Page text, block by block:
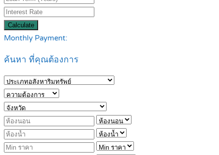
Calculate
Monthly Payment:
ค้นหา ที่คุณต้องการ